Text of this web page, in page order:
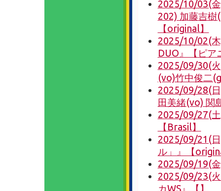
2025/10/03(
202) 加藤吉樹
【original】
2025/10/02(
DUO』【ピア
2025/09/30(火
(vo)竹中俊二
2025/09/28(
田美緒(vo) 関
2025/09/27(
【Brasil】
2025/09/21(
ル」』【
2025/09/19(
2025/09/23(
カWS』【】